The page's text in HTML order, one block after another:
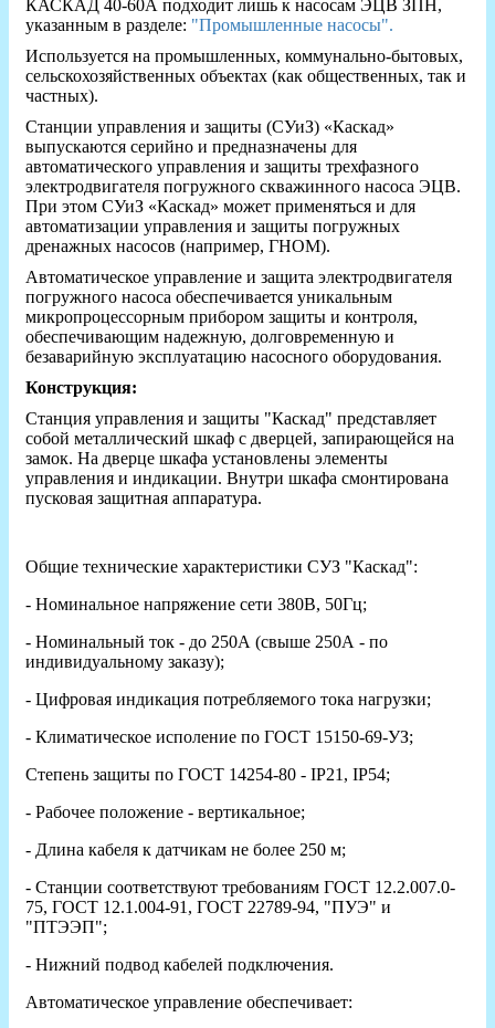
КАСКАД 40-60А подходит лишь к насосам ЭЦВ ЗПН,
указанным в разделе: "Промышленные насосы".
Используется на промышленных, коммунально-бытовых,
сельскохозяйственных объектах (как общественных, так и
частных).
Станции управления и защиты (СУиЗ) «Каскад»
выпускаются серийно и предназначены для
автоматического управления и защиты трехфазного
электродвигателя погружного скважинного насоса ЭЦВ.
При этом СУиЗ «Каскад» может применяться и для
автоматизации управления и защиты погружных
дренажных насосов (например, ГНОМ).
Автоматическое управление и защита электродвигателя
погружного насоса обеспечивается уникальным
микропроцессорным прибором защиты и контроля,
обеспечивающим надежную, долговременную и
безаварийную эксплуатацию насосного оборудования.
Конструкция:
Станция управления и защиты "Каскад" представляет
собой металлический шкаф с дверцей, запирающейся на
замок. На дверце шкафа установлены элементы
управления и индикации. Внутри шкафа смонтирована
пусковая защитная аппаратура.
Общие технические характеристики СУЗ "Каскад":
- Номинальное напряжение сети 380В, 50Гц;
- Номинальный ток - до 250А (свыше 250А - по
индивидуальному заказу);
- Цифровая индикация потребляемого тока нагрузки;
- Климатическое исполение по ГОСТ 15150-69-УЗ;
Степень защиты по ГОСТ 14254-80 - IP21, IP54;
- Рабочее положение - вертикальное;
- Длина кабеля к датчикам не более 250 м;
- Станции соответствуют требованиям ГОСТ 12.2.007.0-
75, ГОСТ 12.1.004-91, ГОСТ 22789-94, "ПУЭ" и
"ПТЭЭП";
- Нижний подвод кабелей подключения.
Автоматическое управление обеспечивает: